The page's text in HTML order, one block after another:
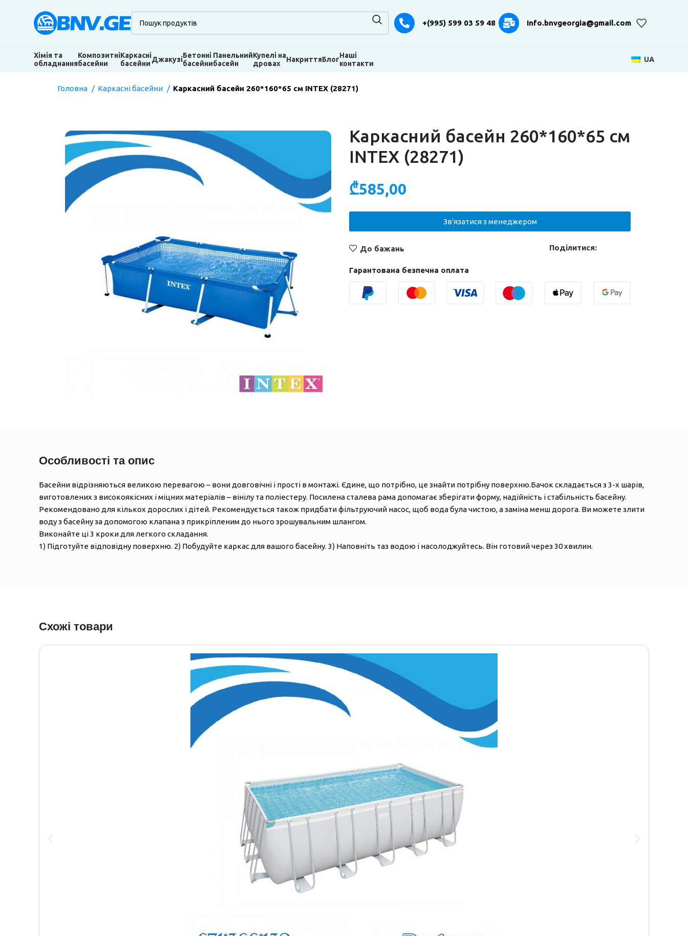
+(995) 599 03 59 48 Info.bnvgeorgia@gmail.com
Хімія та
обладнання
Композитні
басейни
Каркасні
басейни ДжакузіБетонні
басейни
Панельний
басейн
Купелі на
дровах
НакриттяБлогНаші
контакти
UA
Головна Каркасні басейни Каркасний басейн 260*160*65 см INTEX (28271)
Каркасний басейн 260*160*65 см
INTEX (28271)
₾585,00
Зв'язатися з менеджером
До бажань Поділитися:
Гарантована безпечна оплата
Особливості та опис
Басейни відрізняються великою перевагою – вони довговічні і прості в монтажі. Єдине, що потрібно, це знайти потрібну поверхню.Бачок складається з 3-х шарів,
виготовлених з високоякісних і міцних матеріалів – вінілу та поліестеру. Посилена сталева рама допомагає зберігати форму, надійність і стабільність басейну.
Рекомендовано для кількох дорослих і дітей. Рекомендується також придбати фільтруючий насос, щоб вода була чистою, а заміна менш дорога. Ви можете злити
воду з басейну за допомогою клапана з прикріпленим до нього зрошувальним шлангом.
Виконайте ці 3 кроки для легкого складання.
1) Підготуйте відповідну поверхню. 2) Побудуйте каркас для вашого басейну. 3) Наповніть таз водою і насолоджуйтесь. Він готовий через 30 хвилин.
Схожі товари